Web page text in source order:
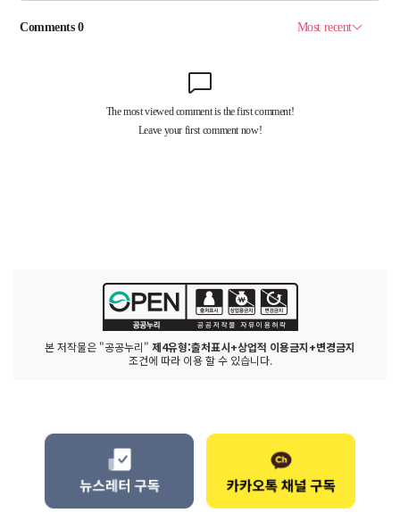
본 저작물은 "공공누리" 제4유형:출처표시+상업적 이용금지+변경금지
조건에 따라 이용 할 수 있습니다.